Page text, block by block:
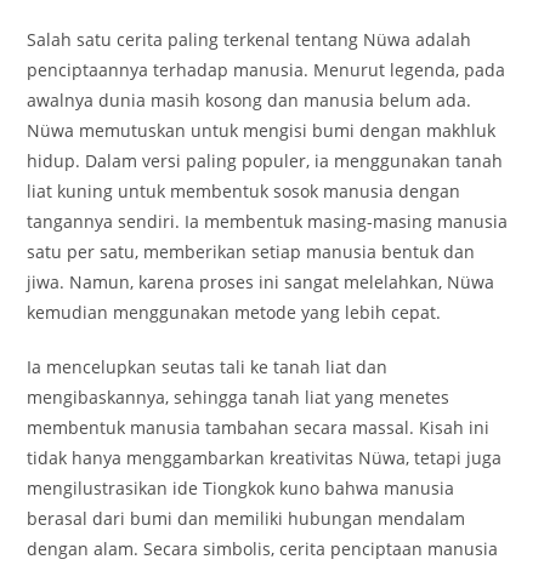
Salah satu cerita paling terkenal tentang Nüwa adalah
penciptaannya terhadap manusia. Menurut legenda, pada
awalnya dunia masih kosong dan manusia belum ada.
Nüwa memutuskan untuk mengisi bumi dengan makhluk
hidup. Dalam versi paling populer, ia menggunakan tanah
liat kuning untuk membentuk sosok manusia dengan
tangannya sendiri. Ia membentuk masing-masing manusia
satu per satu, memberikan setiap manusia bentuk dan
jiwa. Namun, karena proses ini sangat melelahkan, Nüwa
kemudian menggunakan metode yang lebih cepat.
Ia mencelupkan seutas tali ke tanah liat dan
mengibaskannya, sehingga tanah liat yang menetes
membentuk manusia tambahan secara massal. Kisah ini
tidak hanya menggambarkan kreativitas Nüwa, tetapi juga
mengilustrasikan ide Tiongkok kuno bahwa manusia
berasal dari bumi dan memiliki hubungan mendalam
dengan alam. Secara simbolis, cerita penciptaan manusia